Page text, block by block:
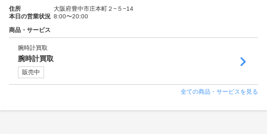
住所
大阪府豊中市庄本町２−５−14
本日の営業状況 8:00〜20:00
商品・サービス
腕時計買取
腕時計買取
販売中
全ての商品・サービスを見る